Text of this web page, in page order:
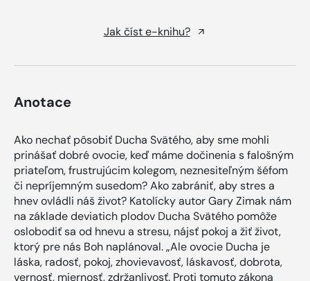
Jak číst e-knihu?
Anotace
Ako nechať pôsobiť Ducha Svätého, aby sme mohli
prinášať dobré ovocie, keď máme dočinenia s falošným
priateľom, frustrujúcim kolegom, neznesiteľným šéfom
či nepríjemným susedom? Ako zabrániť, aby stres a
hnev ovládli náš život? Katolícky autor Gary Zimak nám
na základe deviatich plodov Ducha Svätého pomôže
oslobodiť sa od hnevu a stresu, nájsť pokoj a žiť život,
ktorý pre nás Boh naplánoval. „Ale ovocie Ducha je
láska, radosť, pokoj, zhovievavosť, láskavosť, dobrota,
vernosť, miernosť, zdržanlivosť. Proti tomuto zákona